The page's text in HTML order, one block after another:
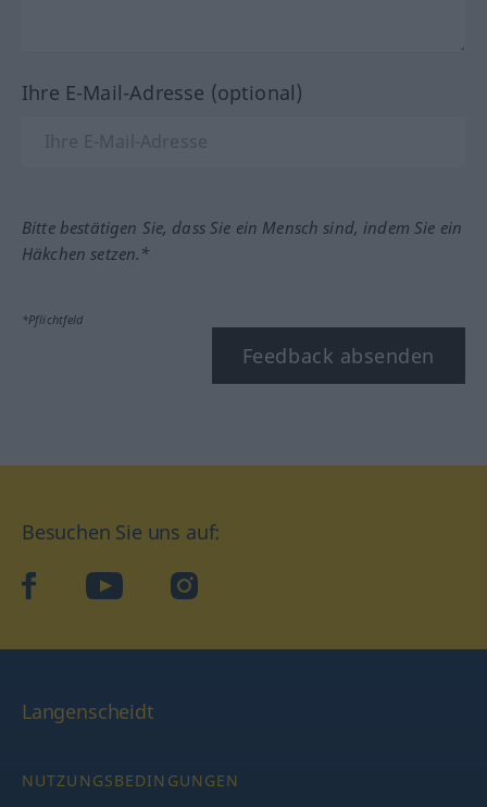
Ihre E-Mail-Adresse (optional)
Bitte bestätigen Sie, dass Sie ein Mensch sind, indem Sie ein
Häkchen setzen.*
*Pflichtfeld
Feedback absenden
Besuchen Sie uns auf:
facebookYouTube Instagram
Langenscheidt
NUTZUNGSBEDINGUNGEN